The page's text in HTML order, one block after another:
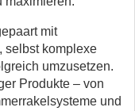
mit
selbst komplexe
umzusetzen.
Produkte – von
und